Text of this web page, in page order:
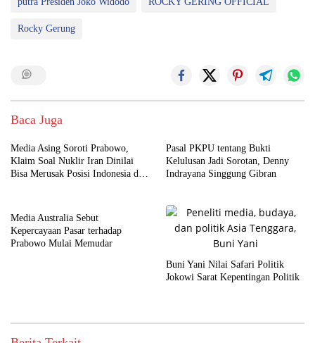
Rocky Gerung
Baca Juga
Media Asing Soroti Prabowo,
Klaim Soal Nuklir Iran Dinilai
Bisa Merusak Posisi Indonesia di
Pasal PKPU tentang Bukti
Kelulusan Jadi Sorotan, Denny
Indrayana Singgung Gibran
Media Australia Sebut
Kepercayaan Pasar terhadap
Prabowo Mulai Memudar
Buni Yani Nilai Safari Politik
Jokowi Sarat Kepentingan Politik